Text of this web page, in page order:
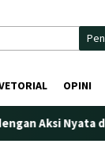
OPINI
di Pantai